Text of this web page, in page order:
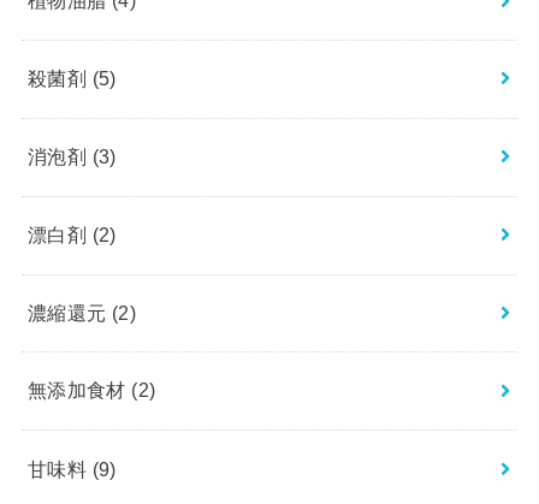
殺菌剤 (5)
消泡剤 (3)
漂白剤 (2)
濃縮還元 (2)
無添加食材 (2)
甘味料 (9)